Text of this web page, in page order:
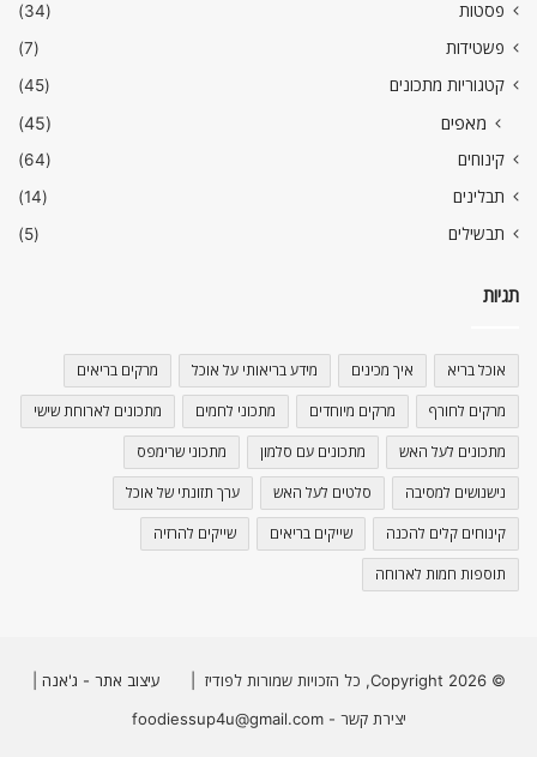
פסטות
(34)
פשטידות
(7)
קטגוריות מתכונים
(45)
מאפים (45)
קינוחים
(64)
תבלינים
(14)
תבשילים
(5)
תגיות
אוכל בריא איך מכינים מידע בריאותי על אוכל מרקים בריאים
מרקים לחורף מרקים מיוחדים מתכוני לחמים מתכונים לארוחת שישי
מתכונים לעל האש מתכונים עם סלמון מתכוני שרימפס
נישנושים למסיבה סלטים לעל האש ערך תזונתי של אוכל
קינוחים קלים להכנה שייקים בריאים שייקים להרזיה
תוספות חמות לארוחה
© Copyright 2026, כל הזכויות שמורות לפודיז | עיצוב אתר - ג'אנה
יצירת קשר - foodiessup4u@gmail.com